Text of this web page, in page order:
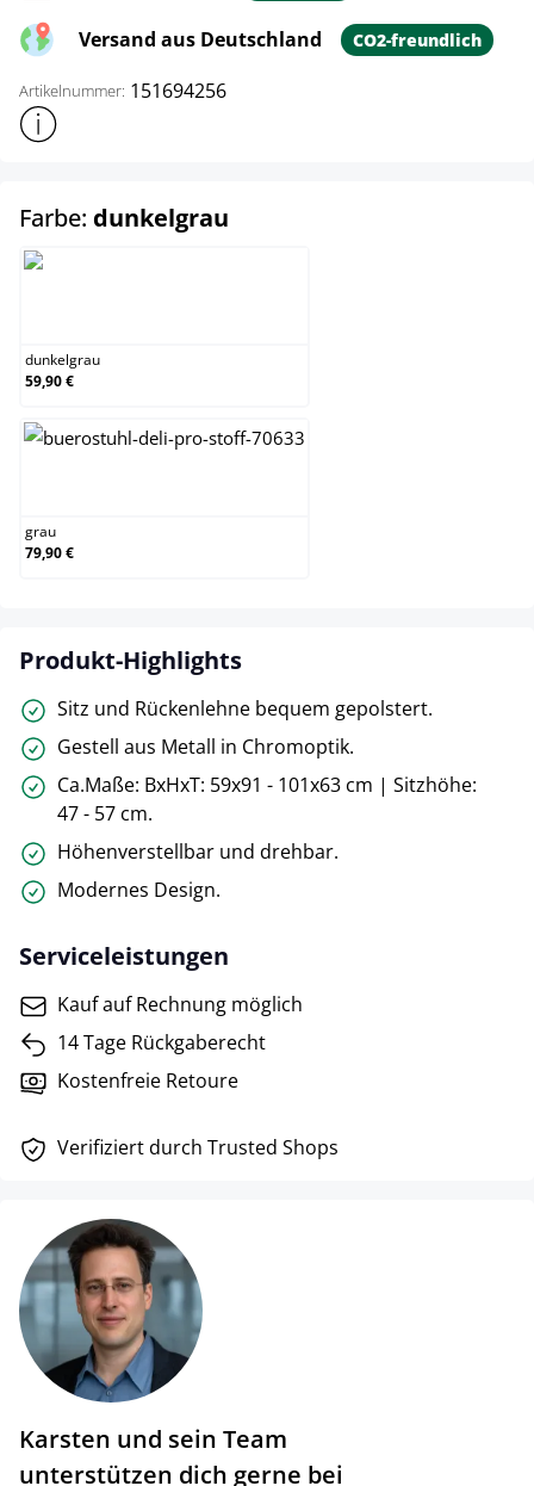
Versand aus Deutschland CO2-freundlich
Artikelnummer: 151694256
Weitere Produktinformationen anzeigen
Farbe: dunkelgrau
dunkelgrau
59,90 €
grau
79,90 €
Produkt-Highlights
Sitz und Rückenlehne bequem gepolstert.
Gestell aus Metall in Chromoptik.
Ca.Maße: BxHxT: 59x91 - 101x63 cm | Sitzhöhe:
47 - 57 cm.
Höhenverstellbar und drehbar.
Modernes Design.
Serviceleistungen
Kauf auf Rechnung möglich
14 Tage Rückgaberecht
Kostenfreie Retoure
Verifiziert durch Trusted Shops
Karsten und sein Team
unterstützen dich gerne bei